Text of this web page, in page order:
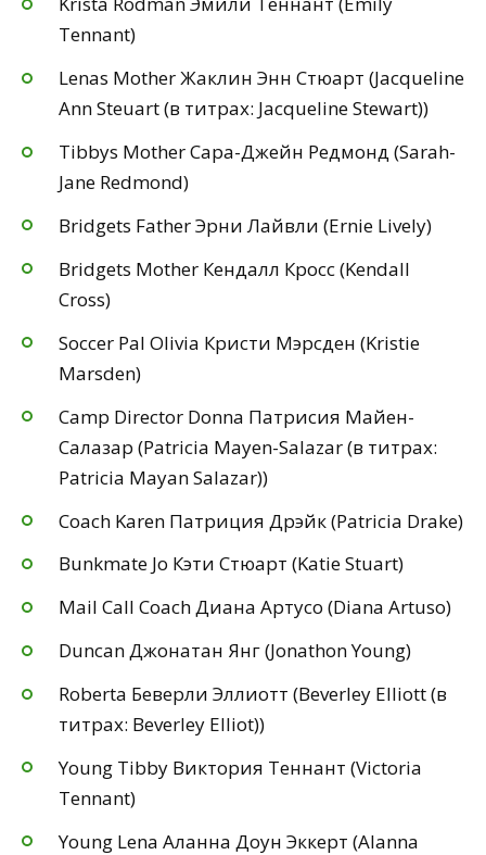
Tennant)
Lenas Mother Жаклин Энн Стюарт (Jacqueline
Ann Steuart (в титрах: Jacqueline Stewart))
Tibbys Mother Сара-Джейн Редмонд (Sarah-
Jane Redmond)
Bridgets Father Эрни Лайвли (Ernie Lively)
Bridgets Mother Кендалл Кросс (Kendall
Cross)
Soccer Pal Olivia Кристи Мэрсден (Kristie
Marsden)
Camp Director Donna Патрисия Майен-
Салазар (Patricia Mayen-Salazar (в титрах:
Patricia Mayan Salazar))
Coach Karen Патриция Дрэйк (Patricia Drake)
Bunkmate Jo Кэти Стюарт (Katie Stuart)
Mail Call Coach Диана Артусо (Diana Artuso)
Duncan Джонатан Янг (Jonathon Young)
Roberta Беверли Эллиотт (Beverley Elliott (в
титрах: Beverley Elliot))
Young Tibby Виктория Теннант (Victoria
Tennant)
Young Lena Аланна Доун Эккерт (Alanna